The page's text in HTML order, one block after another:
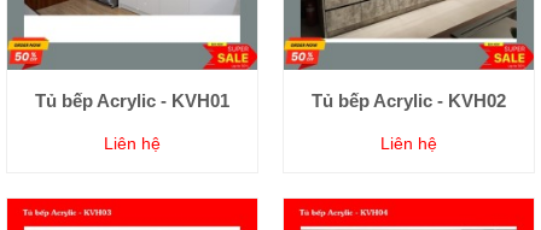
Tủ bếp Acrylic - KVH01
Liên hệ
Tủ bếp Acrylic - KVH02
Liên hệ